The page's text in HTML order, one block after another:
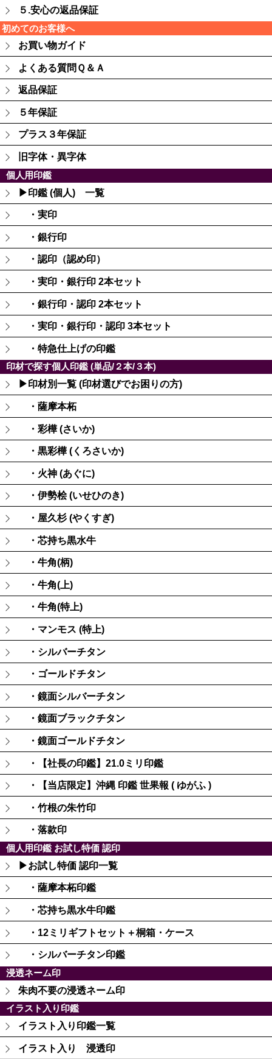
５.安心の返品保証
初めてのお客様へ
お買い物ガイド
よくある質問Ｑ＆Ａ
返品保証
５年保証
プラス３年保証
旧字体・異字体
個人用印鑑
▶印鑑 (個人) 一覧
・実印
・銀行印
・認印（認め印）
・実印・銀行印 2本セット
・銀行印・認印 2本セット
・実印・銀行印・認印 3本セット
・特急仕上げの印鑑
印材で探す個人印鑑 (単品/２本/３本)
▶印材別一覧 (印材選びでお困りの方)
・薩摩本柘
・彩樺 (さいか)
・黒彩樺 (くろさいか)
・火神 (あぐに)
・伊勢桧 (いせひのき)
・屋久杉 (やくすぎ)
・芯持ち黒水牛
・牛角(柄)
・牛角(上)
・牛角(特上)
・マンモス (特上)
・シルバーチタン
・ゴールドチタン
・鏡面シルバーチタン
・鏡面ブラックチタン
・鏡面ゴールドチタン
・【社長の印鑑】21.0ミリ印鑑
・【当店限定】沖縄 印鑑 世果報 ( ゆがふ )
・竹根の朱竹印
・落款印
個人用印鑑 お試し特価 認印
▶お試し特価 認印一覧
・薩摩本柘印鑑
・芯持ち黒水牛印鑑
・12ミリギフトセット＋桐箱・ケース
・シルバーチタン印鑑
浸透ネーム印
朱肉不要の浸透ネーム印
イラスト入り印鑑
イラスト入り印鑑一覧
イラスト入り 浸透印